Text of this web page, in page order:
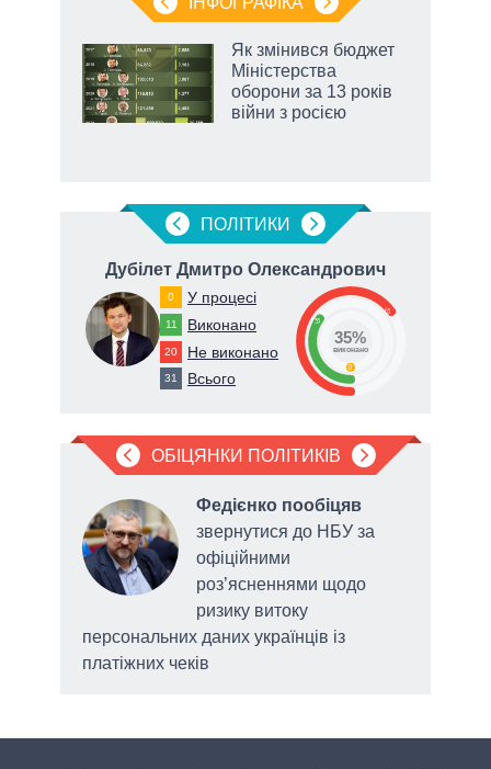
Як змінився бюджет
Міністерства
оборони за 13 років
війни з росією
ПОЛIТИКИ
Дубілет Дмитро Олександрович
0 У процесі
11 Виконано
20 Не виконано
31 Всього
65
35
0
35%
виконано
ОБІЦЯНКИ ПОЛІТИКІВ
Федієнко пообіцяв
звернутися до НБУ за
офіційними
роз’ясненнями щодо
ризику витоку
персональних даних українців із
платіжних чеків